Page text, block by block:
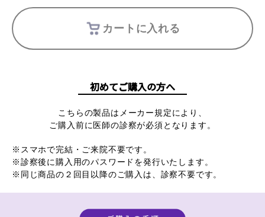
カートに入れる
初めてご購入の方へ
こちらの製品はメーカー規定により、
ご購入前に医師の診察が必須となります。
※スマホで完結・ご来院不要です。
※診察後に購入用のパスワードを発行いたします。
※同じ商品の２回目以降のご購入は、診察不要です。